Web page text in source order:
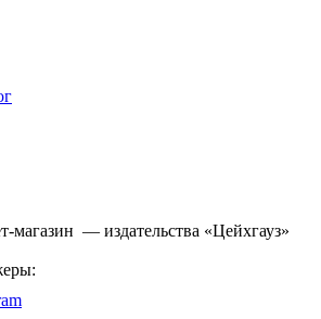
магазин — издательства «Цейхгауз»